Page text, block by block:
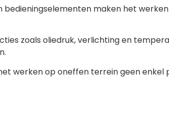
maken het
zoals oliedruk, verlichting en
werken op oneffen terrein geen enkel